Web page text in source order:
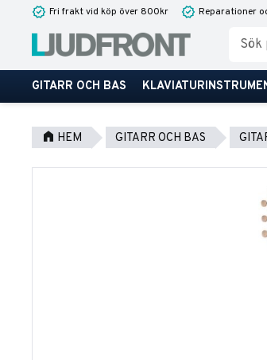
Fri frakt vid köp över 800kr Reparationer
GITARR OCH BAS
HEM GITARR OCH BAS